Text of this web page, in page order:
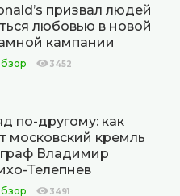
призвал людей
любовью в новой
кампании
3452
по-другому: как
московский кремль
Владимир
Телепнев
3491